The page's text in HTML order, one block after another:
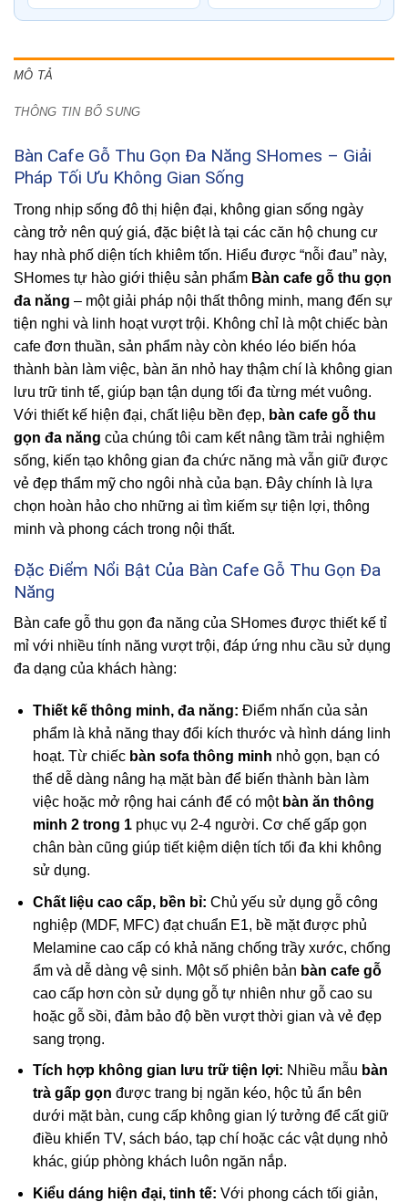
MÔ TẢ
THÔNG TIN BỔ SUNG
Bàn Cafe Gỗ Thu Gọn Đa Năng SHomes – Giải
Pháp Tối Ưu Không Gian Sống
Trong nhịp sống đô thị hiện đại, không gian sống ngày
càng trở nên quý giá, đặc biệt là tại các căn hộ chung cư
hay nhà phố diện tích khiêm tốn. Hiểu được “nỗi đau” này,
SHomes tự hào giới thiệu sản phẩm Bàn cafe gỗ thu gọn
đa năng – một giải pháp nội thất thông minh, mang đến sự
tiện nghi và linh hoạt vượt trội. Không chỉ là một chiếc bàn
cafe đơn thuần, sản phẩm này còn khéo léo biến hóa
thành bàn làm việc, bàn ăn nhỏ hay thậm chí là không gian
lưu trữ tinh tế, giúp bạn tận dụng tối đa từng mét vuông.
Với thiết kế hiện đại, chất liệu bền đẹp, bàn cafe gỗ thu
gọn đa năng của chúng tôi cam kết nâng tầm trải nghiệm
sống, kiến tạo không gian đa chức năng mà vẫn giữ được
vẻ đẹp thẩm mỹ cho ngôi nhà của bạn. Đây chính là lựa
chọn hoàn hảo cho những ai tìm kiếm sự tiện lợi, thông
minh và phong cách trong nội thất.
Đặc Điểm Nổi Bật Của Bàn Cafe Gỗ Thu Gọn Đa
Năng
Bàn cafe gỗ thu gọn đa năng của SHomes được thiết kế tỉ
mỉ với nhiều tính năng vượt trội, đáp ứng nhu cầu sử dụng
đa dạng của khách hàng:
Thiết kế thông minh, đa năng: Điểm nhấn của sản
phẩm là khả năng thay đổi kích thước và hình dáng linh
hoạt. Từ chiếc bàn sofa thông minh nhỏ gọn, bạn có
thể dễ dàng nâng hạ mặt bàn để biến thành bàn làm
việc hoặc mở rộng hai cánh để có một bàn ăn thông
minh 2 trong 1phục vụ 2-4 người. Cơ chế gấp gọn
chân bàn cũng giúp tiết kiệm diện tích tối đa khi không
sử dụng.
Chất liệu cao cấp, bền bỉ: Chủ yếu sử dụng gỗ công
nghiệp (MDF, MFC) đạt chuẩn E1, bề mặt được phủ
Melamine cao cấp có khả năng chống trầy xước, chống
ẩm và dễ dàng vệ sinh. Một số phiên bản bàn cafe gỗ
cao cấp hơn còn sử dụng gỗ tự nhiên như gỗ cao su
hoặc gỗ sồi, đảm bảo độ bền vượt thời gian và vẻ đẹp
sang trọng.
Tích hợp không gian lưu trữ tiện lợi: Nhiều mẫu bàn
trà gấp gọn được trang bị ngăn kéo, hộc tủ ẩn bên
dưới mặt bàn, cung cấp không gian lý tưởng để cất giữ
điều khiển TV, sách báo, tạp chí hoặc các vật dụng nhỏ
khác, giúp phòng khách luôn ngăn nắp.
Kiểu dáng hiện đại, tinh tế: Với phong cách tối giản,